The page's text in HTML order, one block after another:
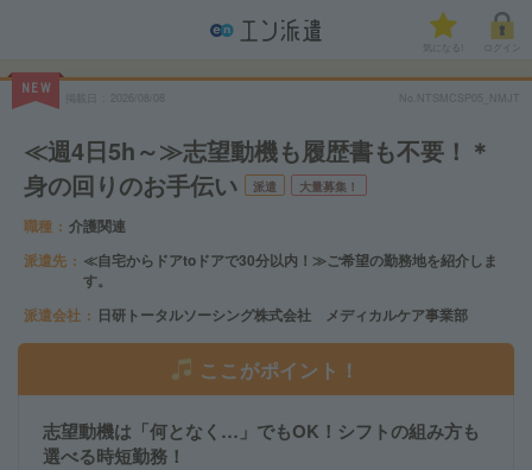
気になる!
NEW
No.NTSMCSP05_NMJT
≪週4日5h～≫志望動機も履歴書も不要！＊
身の回りのお手伝い
派遣 大量募集！
職種
介護関連
派遣先
≪自宅からドアtoドアで30分以内！≫ご希望の勤務地を紹介しま
す。
派遣会社
日研トータルソーシング株式会社 メディカルケア事業部
ここがポイント！
志望動機は「何となく…」でもOK！シフトの組み方も
選べる時短勤務！